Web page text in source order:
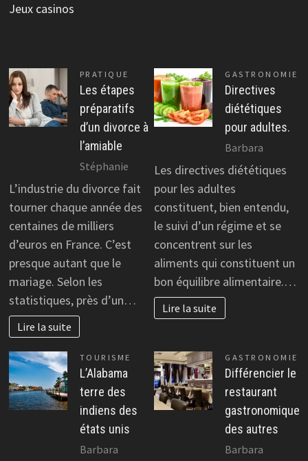
Jeux casinos
PRATIQUE
Les étapes
préparatifs
d’un divorce à
l’amiable
Stéphanie
L’industrie du divorce fait
tourner chaque année des
centaines de milliers
d’euros en France. C’est
presque autant que le
mariage. Selon les
statistiques, près d’un…
Lire la suite
GASTRONOMIE
Directives
diététiques
pour adultes.
Barbara
Les directives diététiques
pour les adultes
constituent, bien entendu,
le suivi d’un régime et se
concentrent sur les
aliments qui constituent un
bon équilibre alimentaire.…
Lire la suite
TOURISME
L’Alabama
terre des
indiens des
états unis
Barbara
GASTRONOMIE
Différencier le
restaurant
gastronomique
des autres
Barbara